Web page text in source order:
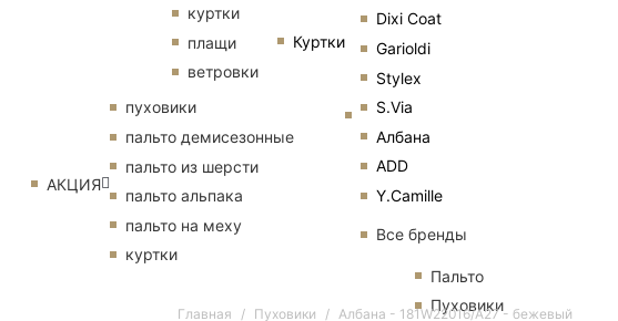
Куртки
Dixi Coat
Garioldi
Stylex
S.Via
Албана
ADD
Y.Camille
Все бренды
Пальто
Пуховики
куртки
плащи
ветровки
АКЦИЯ
пуховики
пальто демисезонные
пальто из шерсти
пальто альпака
пальто на меху
куртки
Главная Пуховики Албана - 181W22016/A27 - бежевый